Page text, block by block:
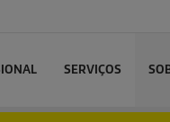
SERVIÇOS